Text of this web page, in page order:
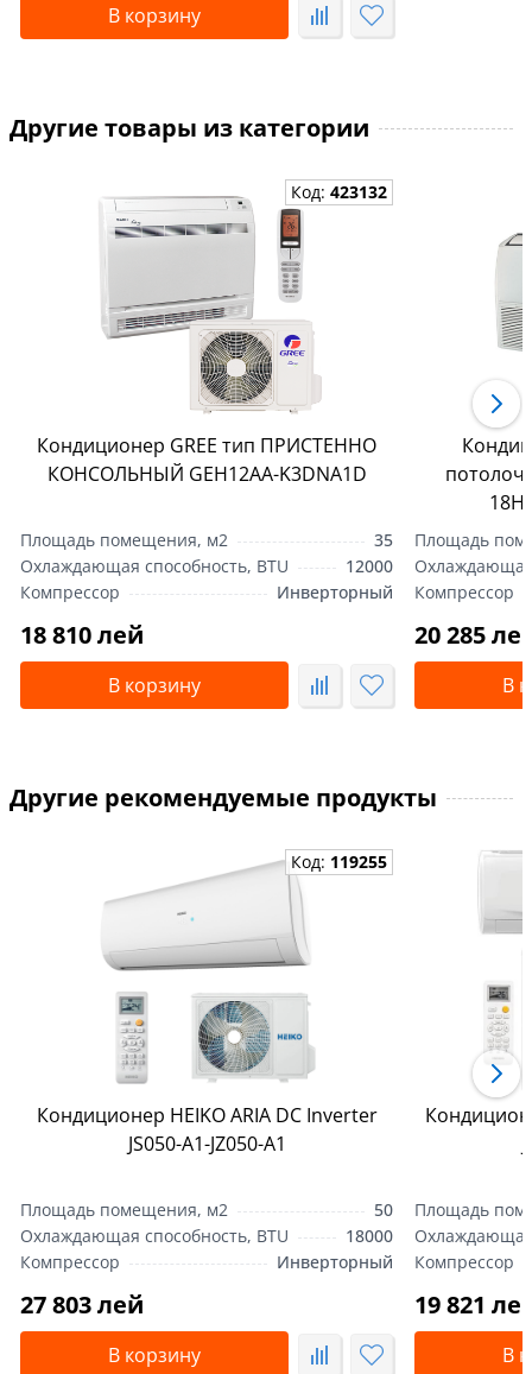
В корзину
Другие товары из категории
Код:423132
Кондиционер GREE тип ПРИСТЕННО
КОНСОЛЬНЫЙ GEH12AA-K3DNA1D
Площадь помещения, м2
35
Охлаждающая способность, BTU
12000
Компрессор
Инверторный
18 810 лей
В корзину
Площадь
Охлаждающая
Компрессор
20 285
В
Другие рекомендуемые продукты
Код: 119255
Кондиционер HEIKO ARIA DC Inverter
JS050-A1-JZ050-A1
Площадь помещения, м2
50
Охлаждающая способность, BTU
18000
Компрессор
Инверторный
27 803 лей
В корзину
Площадь
Охлаждающая
Компрессор
19 821
В